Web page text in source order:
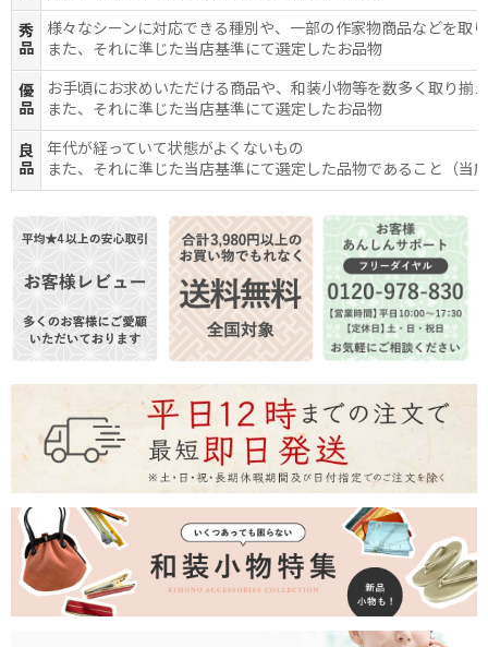
秀
品
様々なシーンに対応できる種別や、一部の作家物商品などを取
また、それに準じた当店基準にて選定したお品物
優
品
お手頃にお求めいただける商品や、和装小物等を数多く取り揃
また、それに準じた当店基準にて選定したお品物
良
品
年代が経っていて状態がよくないもの
また、それに準じた当店基準にて選定した品物であること（当